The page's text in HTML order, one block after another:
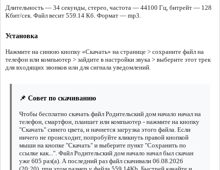
Длительность — 34 секунды, стерео, частота — 44100 Гц, битрейт — 128
Кбит/сек. Файл весит 559.14 Кб. Формат — mp3.
Установка
Нажмите на синюю кнопку «Скачать» на странице > сохраните файл на
телефон или компьютер > зайдите в настройки звука > выберите этот трек
для входящих звонков или для сигнала уведомлений.
📌 Совет по скачиванию
Чтобы бесплатно скачать файл Родительский дом начало начал на
телефон, смартфон, планшет или компьютер - нажмите на кнопку
"Скачать" синего цвета, и начнется загрузка этого файла. Если
ничего не происходит, попробуйте кликнуть правой кнопкой
мыши на кнопке "Скачать" и выберите пункт "Сохранить по
ссылке как...". Файл Родительский дом начало начал был скачан
уже 605 раз(а). А последний раз файл скачивали 06.08.2026